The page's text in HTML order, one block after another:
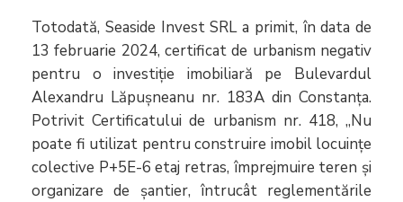
Totodată, Seaside Invest SRL a primit, în data de
13 februarie 2024, certificat de urbanism negativ
pentru o investiție imobiliară pe Bulevardul
Alexandru Lăpuşneanu nr. 183A din Constanţa.
Potrivit Certificatului de urbanism nr. 418, „Nu
poate fi utilizat pentru construire imobil locuințe
colective P+5E-6 etaj retras, împrejmuire teren și
organizare de șantier, întrucât reglementările